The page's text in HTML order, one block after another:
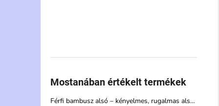
Mostanában értékelt termékek
Férfi bambusz alsó – kényelmes, rugalmas alsónemű magas nedvszívó képességgel